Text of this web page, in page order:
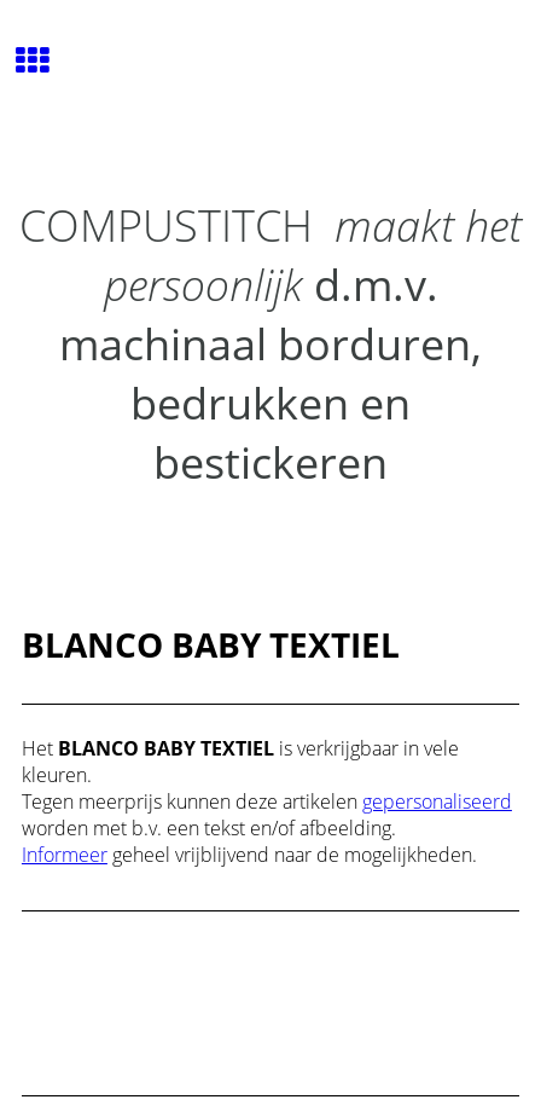
COMPUSTITCH maakt het
persoonlijk d.m.v.
machinaal borduren,
bedrukken en
bestickeren
BLANCO BABY TEXTIEL
Het BLANCO BABY TEXTIELis verkrijgbaar in vele
kleuren.
Tegen meerprijs kunnen deze artikelen gepersonaliseerd
worden met b.v. een tekst en/of afbeelding.
Informeergeheel vrijblijvend naar de mogelijkheden.